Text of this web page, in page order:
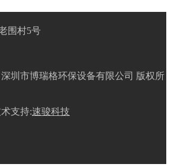
围村5号
深圳市博瑞格环保设备有限公司 版权所
支持:速骏科技